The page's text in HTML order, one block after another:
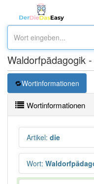
Waldorfpädagogik -
Wortinformationen
Wortinformationen
Artikel: die
Wort: